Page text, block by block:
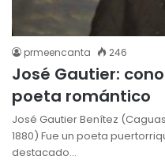
prmeencanta 246
José Gautier:
poeta romántico
José Gautier Benítez
1880) Fue un poeta
destacado…